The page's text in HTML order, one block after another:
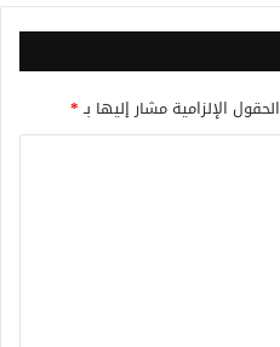
الحقول الإلزامية مشار إليها بـ*